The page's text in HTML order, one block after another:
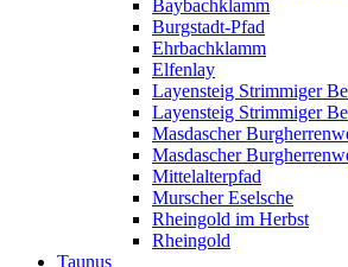
Baybachklamm
Burgstadt-Pfad
Ehrbachklamm
Elfenlay
Layensteig Strimmiger
Layensteig Strimmiger
Masdascher
Masdascher
Mittelalterpfad
Murscher Eselsche
Rheingold im Herbst
Rheingold
Taunus